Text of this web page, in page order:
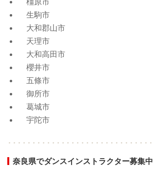
生駒市
大和郡山市
天理市
大和高田市
櫻井市
五條市
御所市
葛城市
宇陀市
奈良県でダンスインストラクター募集中